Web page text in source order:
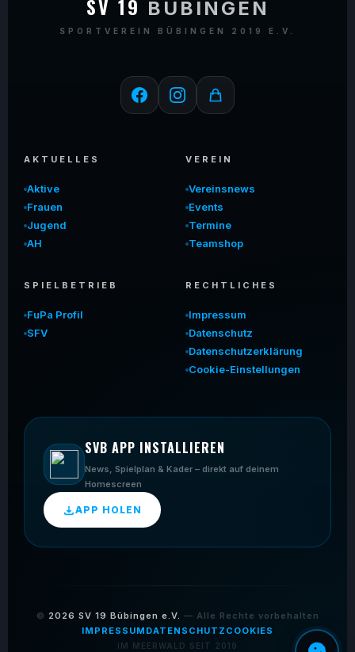
SV 19 BÜBINGEN
SPORTVEREIN BÜBINGEN 2019 E.V.
AKTUELLES
Aktive
Frauen
Jugend
AH
VEREIN
Vereinsnews
Events
Termine
Teamshop
SPIELBETRIEB
FuPa Profil
SFV
RECHTLICHES
Impressum
Datenschutz
Datenschutzerklärung
Cookie-Einstellungen
SVB APP INSTALLIEREN
News, Spielplan & Kader – direkt auf deinem
Homescreen
APP HOLEN
© 2026 SV 19 Bübingen e.V. — Alle Rechte vorbehalten
IMPRESSUM DATENSCHUTZ COOKIES
IM MEERWALD SEIT 2019